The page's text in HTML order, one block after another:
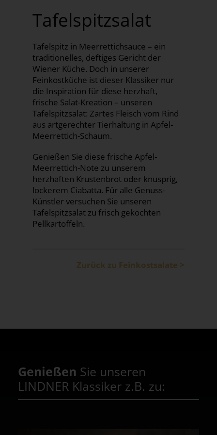
Tafelspitzsalat
Tafelspitz in Meerrettichsauce – ein
traditionelles, deftiges Gericht der
Wiener Küche. Doch in unserer
Feinkostküche ist dieser Klassiker nur
die Inspiration für diese herzhaft,
frische Salat-Kreation – unseren
Tafelspitzsalat: Zartes Fleisch vom Rind
aus artgerechter Tierhaltung in Apfel-
Meerrettich-Schaum.
Genießen Sie diese frische Apfel-
Meerrettich-Note zu unserem
herzhaften Krustenbrot oder knusprig,
lockerem Ciabatta. Für alle Genuss-
Künstler versuchen Sie unseren
Tafelspitzsalat zu frisch gekochten
Pellkartoffeln.
Zurück zu Feinkostsalate >
Genießen Sie unseren
LINDNER Klassiker z.B. zu: